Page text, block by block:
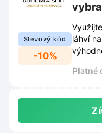
Slevový kód
-10%
láhví
Platné